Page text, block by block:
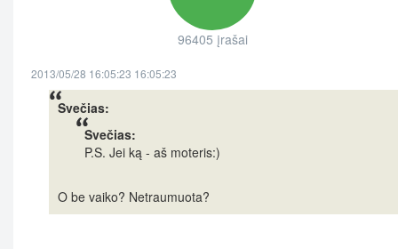
96405 įrašai
2013/05/28 16:05:23 16:05:23
Svečias:
Svečias:
P.S. Jei ką - aš moteris:)
O be vaiko? Netraumuota?